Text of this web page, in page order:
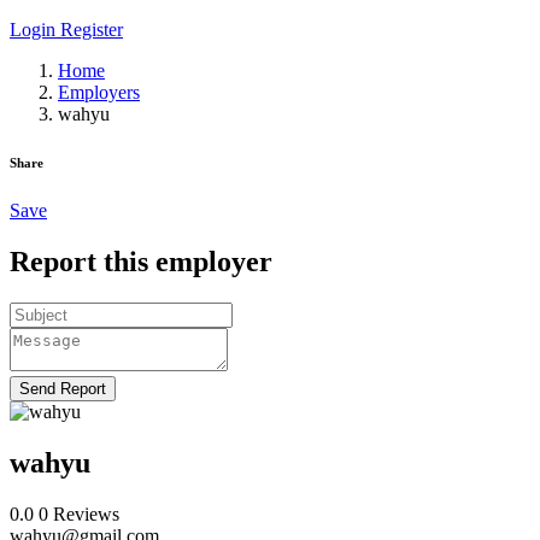
Login Register
Home
Employers
wahyu
Share
Save
Report this employer
Send Report
wahyu
0.0 0 Reviews
wahyu@gmail.com